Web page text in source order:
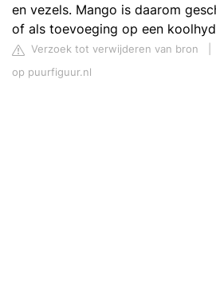
en vezels. Mango is daarom
of als toevoeging op een
Verzoek tot verwijderen van bron
op puurfiguur.nl